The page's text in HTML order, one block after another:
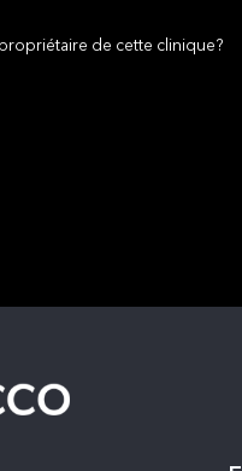
de cette clinique?